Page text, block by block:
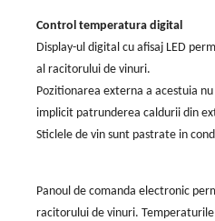
Control temperatura digital
Display-ul digital cu afisaj LED
al racitorului de vinuri.
Pozitionarea externa a acestuia
implicit patrunderea caldurii din
Sticlele de vin sunt pastrate in
Panoul de comanda electronic
racitorului de vinuri.